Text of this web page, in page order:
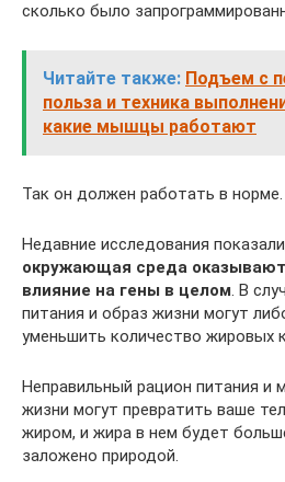
сколько было
Читайте также: Подъем с
польза и техника
какие мышцы работают
Так он должен работать в норме.
Недавние исследования
окружающая среда
влияние на гены в целом. В
питания и образ жизни могут
уменьшить количество жировых
Неправильный рацион питания и
жизни могут превратить ваше
жиром, и жира в нем будет
заложено природой.